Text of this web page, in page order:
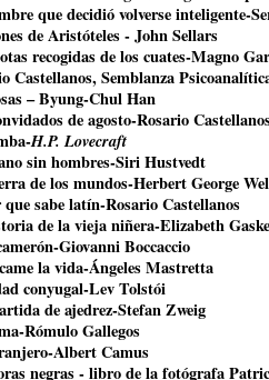
que decidió volverse inteligente-
de Aristóteles - John Sellars
recogidas de los cuates-Magno
Castellanos, Semblanza
– Byung-Chul Han
de agosto-Rosario Castellanos
H.P. Lovecraft
sin hombres-Siri Hustvedt
de los mundos-Herbert George
sabe latín-Rosario Castellanos
de la vieja niñera-Elizabeth
Giovanni Boccaccio
la vida-Ángeles Mastretta
conyugal-Lev Tolstói
de ajedrez-Stefan Zweig
Rómulo Gallegos
Albert Camus
negras - libro de la fotógrafa